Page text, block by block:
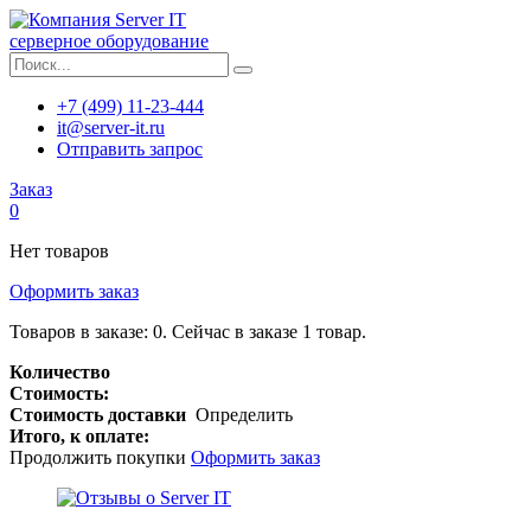
серверное оборудование
+7 (499) 11-23-444
it@server-it.ru
Отправить запрос
Заказ
0
Нет товаров
Оформить заказ
Товаров в заказе: 0. Сейчас в заказе 1 товар.
Количество
Стоимость:
Стоимость доставки Определить
Итого, к оплате:
Продолжить покупки Оформить заказ